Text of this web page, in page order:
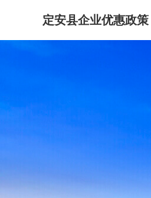
定安县企业优惠政策